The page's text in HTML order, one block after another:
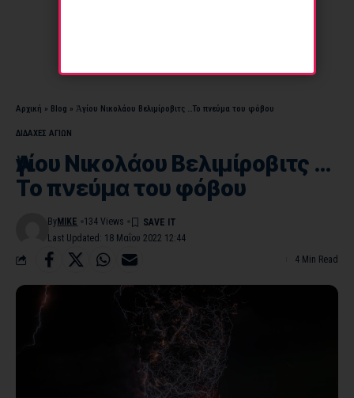
Αρχική » Blog » Ἁγίου Νικολάου Βελιμίροβιτς …Το πνεύμα του φόβου
ΔΙΔΑΧΕΣ ΑΓΙΩΝ
Ἁγίου Νικολάου Βελιμίροβιτς …
Το πνεύμα του φόβου
Last Updated: 18 Μαΐου 2022 12:44
By MIKE 134 Views
4 Min Read